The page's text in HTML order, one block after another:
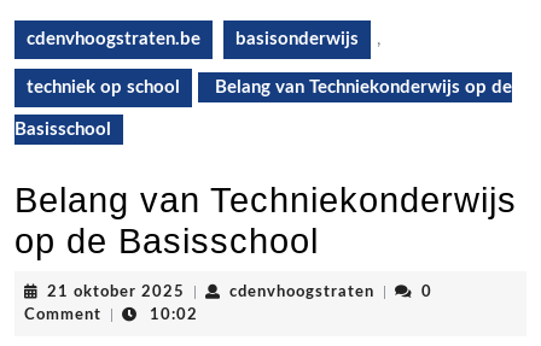
cdenvhoogstraten.be basisonderwijs ,
techniek op school Belang van Techniekonderwijs op de
Basisschool
Belang van Techniekonderwijs
op de Basisschool
21 oktober 2025 21
oktober
cdenvhoogstraten cdenvhoogstraten
0
Comment
10:02